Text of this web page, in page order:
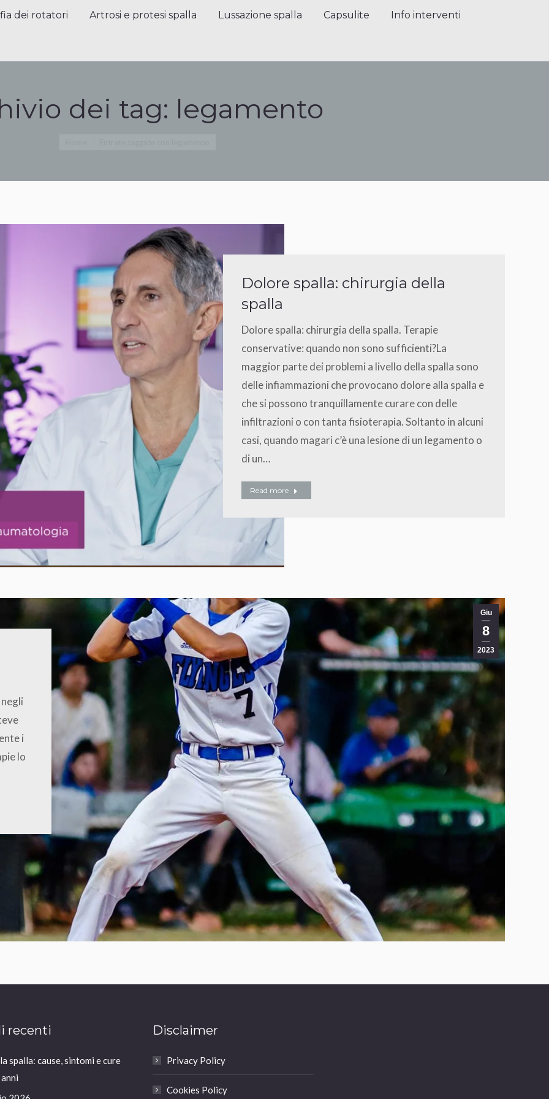
dei rotatori Artrosi e protesi spalla Lussazione spalla Capsulite Info interventi
dei tag: legamento
Dolore spalla: chirurgia della
spalla
Dolore spalla: chirurgia della spalla. Terapie
conservative: quando non sono sufficienti?La
maggior parte dei problemi a livello della spalla sono
delle infiammazioni che provocano dolore alla spalla e
che si possono tranquillamente curare con delle
infiltrazioni o con tanta fisioterapia. Soltanto in alcuni
casi, quando magari c’è una lesione di un legamento o
di un…
Read more
Giu
8
2023
i
lo
recenti
spalla: cause, sintomi e cure
Disclaimer
Privacy Policy
Cookies Policy
dei rotatori Artrosi e protesi spalla Lussazione spalla Capsulite Info interventi